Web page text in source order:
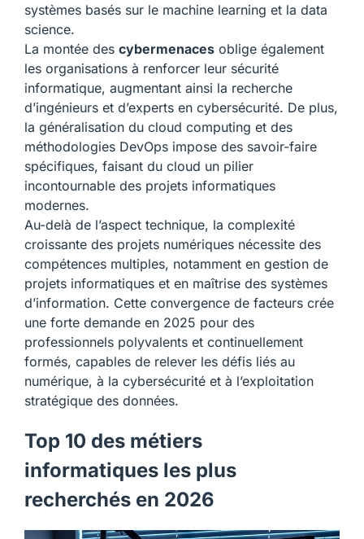
systèmes basés sur le machine learning et la data
science.
La montée des cybermenaces oblige également
les organisations à renforcer leur sécurité
informatique, augmentant ainsi la recherche
d’ingénieurs et d’experts en cybersécurité. De plus,
la généralisation du cloud computing et des
méthodologies DevOps impose des savoir-faire
spécifiques, faisant du cloud un pilier
incontournable des projets informatiques
modernes.
Au-delà de l’aspect technique, la complexité
croissante des projets numériques nécessite des
compétences multiples, notamment en gestion de
projets informatiques et en maîtrise des systèmes
d’information. Cette convergence de facteurs crée
une forte demande en 2025 pour des
professionnels polyvalents et continuellement
formés, capables de relever les défis liés au
numérique, à la cybersécurité et à l’exploitation
stratégique des données.
Top 10 des métiers
informatiques les plus
recherchés en 2026